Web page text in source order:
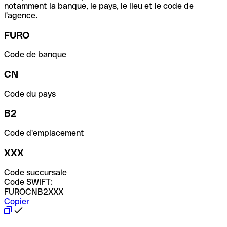
notamment la banque, le pays, le lieu et le code de
l'agence.
FURO
Code de banque
CN
Code du pays
B2
Code d'emplacement
XXX
Code succursale
Code SWIFT:
FUROCNB2XXX
Copier